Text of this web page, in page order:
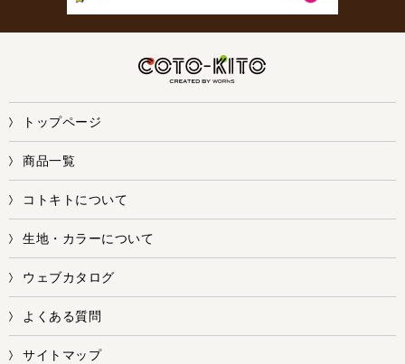
トップページ
商品一覧
コトキトについて
生地・カラーについて
ウェブカタログ
よくある質問
サイトマップ